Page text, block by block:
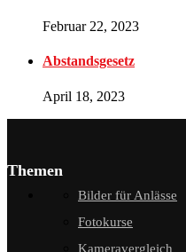
Februar 22, 2023
Abstandsgesetz
April 18, 2023
Themen
Bilder für Anlässe
Fotokurse
Kameravergleich